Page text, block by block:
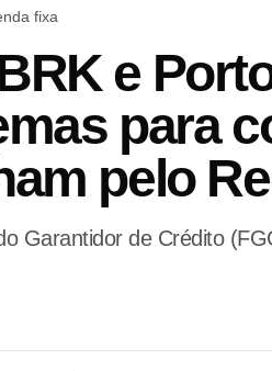
fixa
e
para
pelo
Garantidor de Crédito